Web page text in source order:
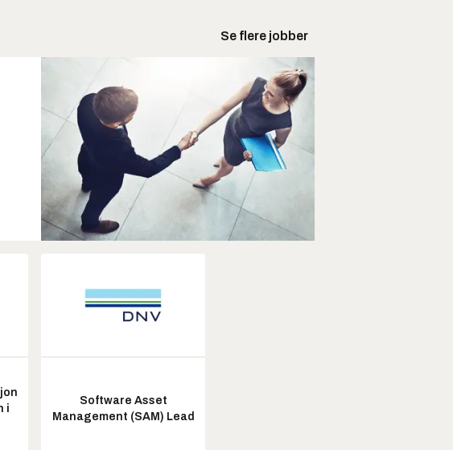
Se flere jobber
i
Software Asset
Management (SAM) Lead